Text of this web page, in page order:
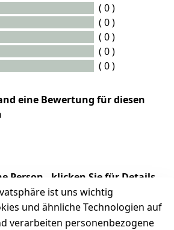
( 0 )
( 0 )
( 0 )
( 0 )
( 0 )
eine Bewertung für diesen
Person - klicken Sie für Details
ist uns wichtig
und ähnliche Technologien auf
verarbeiten personenbezogene